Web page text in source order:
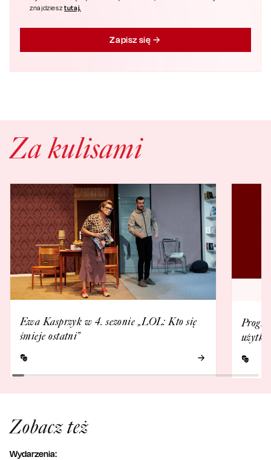
znajdziesztutaj.
Zapisz się
Za kulisami
Ewa Kasprzyk w 4. sezonie „LOL: Kto się
śmieje ostatni”
Zobacz też
Wydarzenia: